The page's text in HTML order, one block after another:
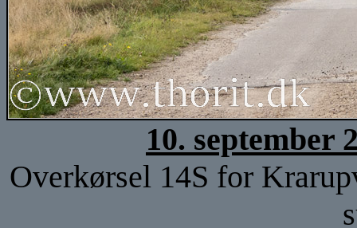
10. september
Overkørsel 14S for